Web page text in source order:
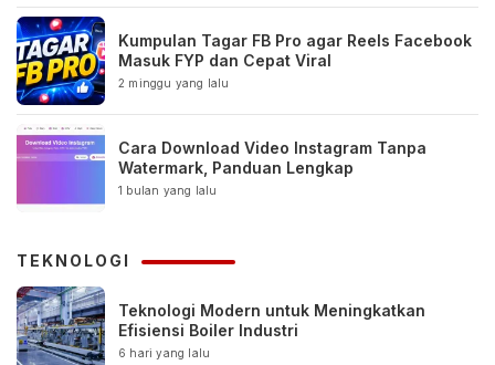
Kumpulan Tagar FB Pro agar Reels Facebook
Masuk FYP dan Cepat Viral
2 minggu yang lalu
Cara Download Video Instagram Tanpa
Watermark, Panduan Lengkap
1 bulan yang lalu
TEKNOLOGI
Teknologi Modern untuk Meningkatkan
Efisiensi Boiler Industri
6 hari yang lalu